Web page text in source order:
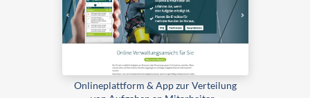
Onlineplattform & App zur Verteilung